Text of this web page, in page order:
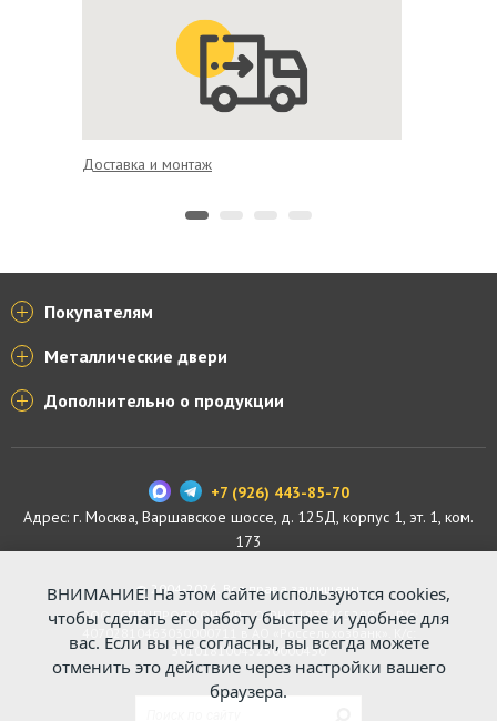
Доставка и монтаж
Покупателям
Металлические двери
Дополнительно о продукции
+7 (926) 443-85-70
Адрес: г. Москва, Варшавское шоссе, д. 125Д, корпус 1, эт. 1, ком.
173
© 2004-2026. Все права защищены.
ООО «СПЕЦПРОФКОНТУР», ОГРН 1187746529816. Р/с:
40702810463030000711 в АО «Россельхозбанк». К/с:
30101810045250000430
ВНИМАНИЕ! На этом сайте используются cookies,
чтобы сделать его работу быстрее и удобнее для
вас. Если вы не согласны, вы всегда можете
отменить это действие через настройки вашего
браузера.